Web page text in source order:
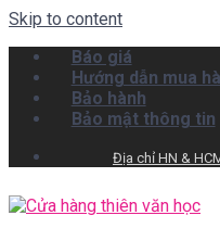
Skip to content
Báo giá
Hướng dẫn mua
Bảo hành
Bảo mật thông tin
Địa chỉ HN &